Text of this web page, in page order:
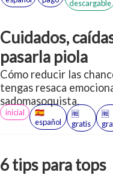
(subjetivo de cada
contextualziarlas
través de un lente de
cuidado, aceptación y
descargable
Cuidados,
pasarla piola
Cómo reducir las
tengas resaca
sadomasoquista.
inicial
🇪🇸
español
🆓
gratis
🆓
6 tips para tops